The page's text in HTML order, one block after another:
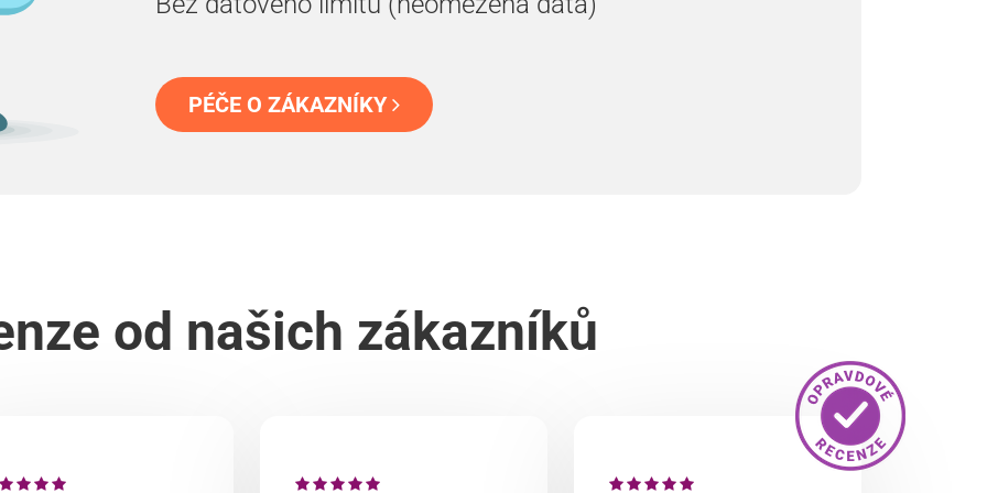
PÉČE O ZÁKAZNÍKY
od našich zákazníků